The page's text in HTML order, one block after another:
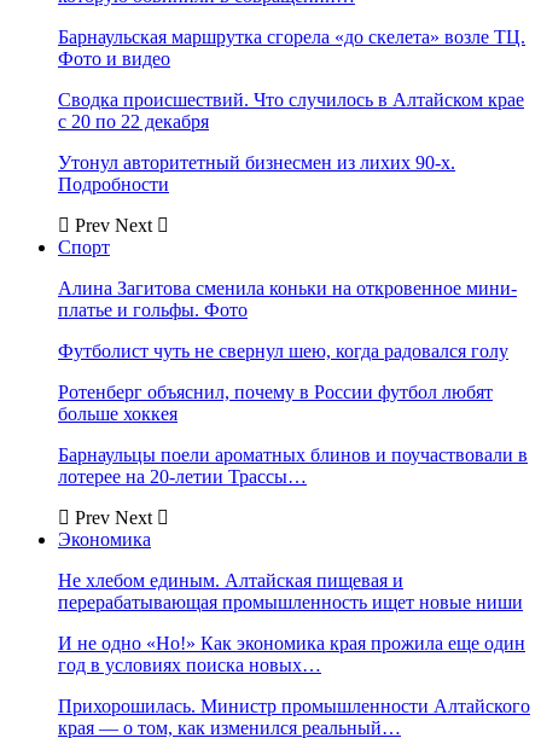
Барнаульская маршрутка сгорела «до скелета» возле ТЦ.
Фото и видео
Сводка происшествий. Что случилось в Алтайском крае
с 20 по 22 декабря
Утонул авторитетный бизнесмен из лихих 90-х.
Подробности
Prev Next
Спорт
Алина Загитова сменила коньки на откровенное мини-
платье и гольфы. Фото
Футболист чуть не свернул шею, когда радовался голу
Ротенберг объяснил, почему в России футбол любят
больше хоккея
Барнаульцы поели ароматных блинов и поучаствовали в
лотерее на 20-летии Трассы…
Prev Next
Экономика
Не хлебом единым. Алтайская пищевая и
перерабатывающая промышленность ищет новые ниши
И не одно «Но!» Как экономика края прожила еще один
год в условиях поиска новых…
Прихорошилась. Министр промышленности Алтайского
края — о том, как изменился реальный…